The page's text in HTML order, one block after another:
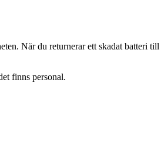
När du returnerar ett skadat batteri
finns personal.